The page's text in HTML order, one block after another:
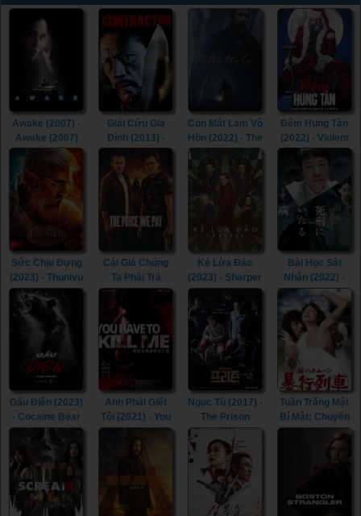
Awake (2007) -
Awake (2007)
Giải Cứu Gia
Đình (2013) -
The Contractor
(2013)
Con Mắt Lam Vô
Hồn (2022) - The
(2022)
Đêm Hung Tàn
(2022) - Violent
Night (2022)
Sức Chịu Đựng
(2023) - Thunivu
(2023)
Cái Giá Chúng
Ta Phải Trả
(2023) - The
Price We Pay
(2023)
Kẻ Lừa Đảo
(2023) - Sharper
Bài Học Sát
Nhân (2022) -
Lesson in
Murder (2022)
Gấu Điên (2023)
- Cocaine Bear
(2023)
Anh Phải Giết
Tôi (2021) - You
Have To Kill Me
Ngục Tù (2017) -
The Prison
(2017)
Tuần Trăng Mật
Bí Mật: Chuyến
Hiếp (1977) -
(1977)